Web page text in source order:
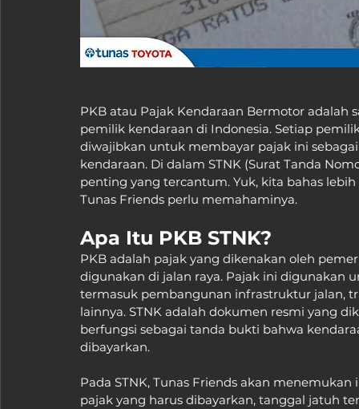
PKB atau Pajak Kendaraan Bermotor
pemilik kendaraan di Indonesia. Setiap
diwajibkan untuk membayar pajak ini
kendaraan. Di dalam STNK (Surat Tanda
penting yang tercantum. Yuk, kita bahas
Tunas Friends perlu memahaminya.
Apa Itu PKB STNK?
PKB adalah pajak yang dikenakan oleh
digunakan di jalan raya. Pajak ini
termasuk pembangunan infrastruktur jalan,
lainnya. STNK adalah dokumen resmi yang
berfungsi sebagai tanda bukti bahwa
dibayarkan.
Pada STNK, Tunas Friends akan
pajak yang harus dibayarkan, tanggal jatuh